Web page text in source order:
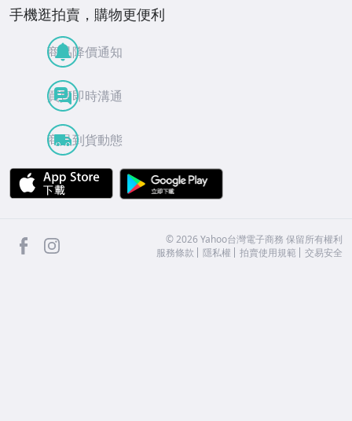
手機逛拍賣，購物更便利
商品降價通知
買賣即時溝通
商品到貨動態
APP Store
facebook ©2026 Yahoo台灣電子商務 保留所有權利
服務條款
隱私權 拍賣使用規範 交易安全